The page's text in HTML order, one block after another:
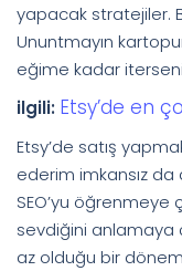
yapacak stratejiler.
Ununtmayın
eğime kadar
ilgili: Etsy’de en
Etsy’de satış
ederim imkansız da
SEO’yu öğrenmeye
sevdiğini anlamaya
az olduğu bir